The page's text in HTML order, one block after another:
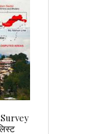
Survey